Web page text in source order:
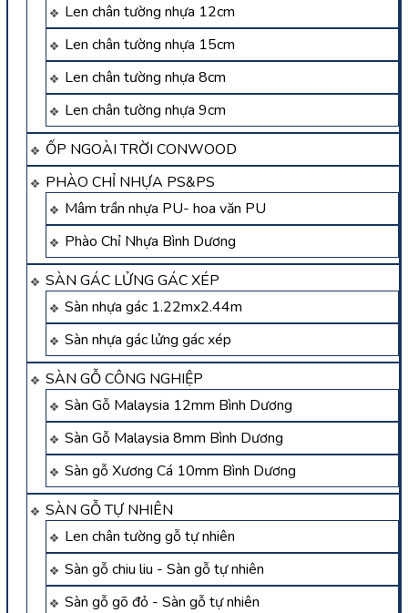
Len chân tường nhựa 12cm
Len chân tường nhựa 15cm
Len chân tường nhựa 8cm
Len chân tường nhựa 9cm
ỐP NGOÀI TRỜI CONWOOD
PHÀO CHỈ NHỰA PS&PS
Mâm trần nhựa PU- hoa văn PU
Phào Chỉ Nhựa Bình Dương
SÀN GÁC LỬNG GÁC XÉP
Sàn nhựa gác 1.22mx2.44m
Sàn nhựa gác lửng gác xép
SÀN GỖ CÔNG NGHIỆP
Sàn Gỗ Malaysia 12mm Bình Dương
Sàn Gỗ Malaysia 8mm Bình Dương
Sàn gỗ Xương Cá 10mm Bình Dương
SÀN GỖ TỰ NHIÊN
Len chân tường gỗ tự nhiên
Sàn gỗ chiu liu - Sàn gỗ tự nhiên
Sàn gỗ gõ đỏ - Sàn gỗ tự nhiên